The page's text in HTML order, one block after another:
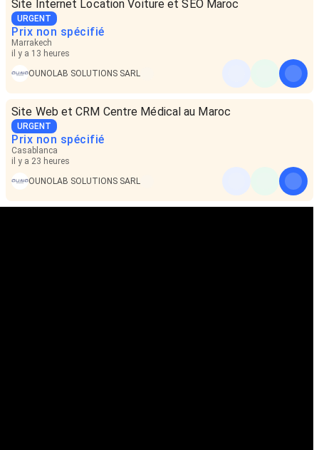
Site Internet Location Voiture et SEO Maroc
URGENT
Prix non spécifié
Marrakech
il y a 13 heures
OUNOLAB SOLUTIONS SARL
Site Web et CRM Centre Médical au Maroc
URGENT
Prix non spécifié
Casablanca
il y a 23 heures
OUNOLAB SOLUTIONS SARL